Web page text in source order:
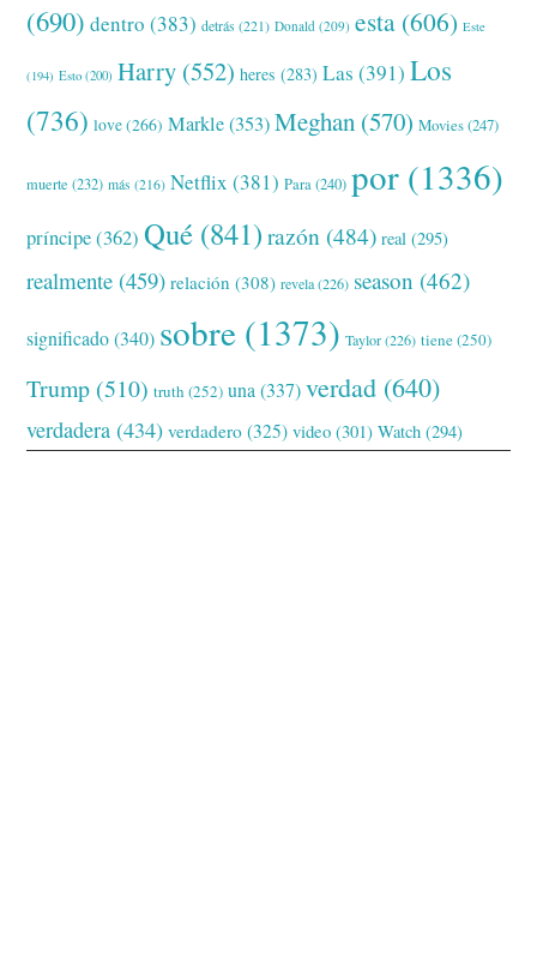
(690) dentro (383) detrás (221) Donald (209) esta (606) Este
(194) Esto (200) Harry (552) heres (283) Las (391) Los
(736) love(266) Markle(353) Meghan (570) Movies(247)
muerte (232) más (216) Netflix (381) Para(240) por (1336)
príncipe(362) Qué (841) razón (484) real (295)
realmente (459) relación (308) revela(226) season (462)
significado(340) sobre (1373) Taylor(226) tiene(250)
Trump (510) truth (252) una (337) verdad (640)
verdadera (434) verdadero (325) video (301) Watch (294)